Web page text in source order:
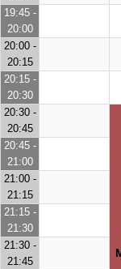
19:45 -
20:00
20:00 -
20:15
20:15 -
20:30
20:30 -
20:45
20:45 -
21:00
21:00 -
21:15
21:15 -
21:30
21:30 -
21:45